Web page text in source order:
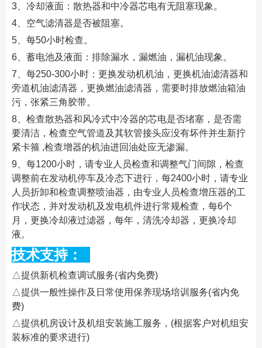
3、冷却液面：散热器和中冷器芯电有无阻塞现象。
4、空气滤清器是否被阻塞。
5、每50小时检查。
6、蓄电池及液面：排除漏水，漏燃油，漏机油现象。
7、每250-300小时：更换发动机机油，更换机油滤清器和
旁道机油滤清器，更换燃油滤清器，需要时排放燃油箱油
污，张紧三角胶带。
8、检查散热器和风冷式中冷器的芯电是否堵塞，是否需
要清洁，检查空气管道及其软管接头应没有坏件并生新拧
紧卡箍 ,检查增器的机油进回油处应无渗漏。
9、每1200小时，请专业人员检查和调整气门间隙，检查
调整前在发动机停车及冷态下进行，每2400小时，请专业
人员折卸和检查调整喷油器，由专业人员检查增压器的工
作状态，并对发动机及发电机件进行常规检查，每6个
月，更换冷却液过滤器，每年，清洗冷却器，更换冷却
液。
技术支持：
△提供新机检查调试服务(省内免费)
△提供一般性操作及日常使用保养现场培训服务(省内免
费)
△提供机房设计及机组安装施工服务，(根据客户对机组安
装标准的要求进行)